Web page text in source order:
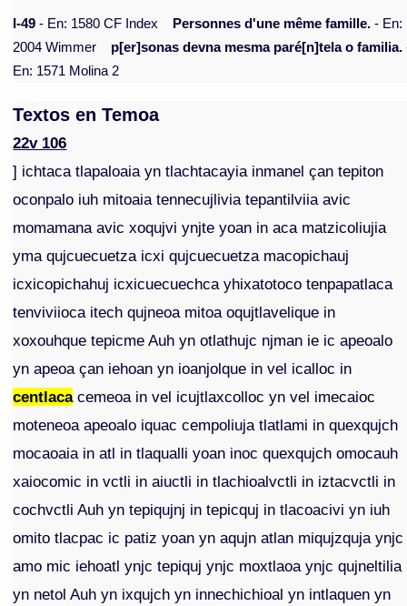
I-49 - En: 1580 CF Index Personnes d'une même famille. - En:
2004 Wimmer
p[er]sonas devna mesma paré[n]tela o familia.
En: 1571 Molina 2
Textos en Temoa
22v 106
] ichtaca tlapaloaia yn tlachtacayia inmanel çan tepiton
oconpalo iuh mitoaia tennecujlivia tepantilviia avic
momamana avic xoqujvi ynjte yoan in aca matzicoliujia
yma qujcuecuetza icxi qujcuecuetza macopichauj
icxicopichahuj icxicuecuechca yhixatotoco tenpapatlaca
tenviviioca itech qujneoa mitoa oqujtlavelique in
xoxouhque tepicme Auh yn otlathujc njman ie ic apeoalo
yn apeoa çan iehoan yn ioanjolque in vel icalloc in
centlacacemeoa in vel icujtlaxcolloc yn vel imecaioc
moteneoa apeoalo iquac cempoliuja tlatlami in quexqujch
mocaoaia in atl in tlaqualli yoan inoc quexqujch omocauh
xaiocomic in vctli in aiuctli in tlachioalvctli in iztacvctli in
cochvctli Auh yn tepiqujnj in tepicquj in tlacoacivi yn iuh
omito tlacpac ic patiz yoan yn aqujn atlan miqujzquja ynjc
amo mic iehoatl ynjc tepiquj ynjc moxtlaoa ynjc qujneltilia
yn netol Auh yn ixqujch yn innechichioal yn intlaquen yn